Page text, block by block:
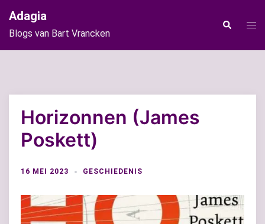
naar
de
inhoud
Adagia
Blogs van Bart Vrancken
Zoeken
Horizonnen (James
Poskett)
16 MEI 2023 GESCHIEDENIS